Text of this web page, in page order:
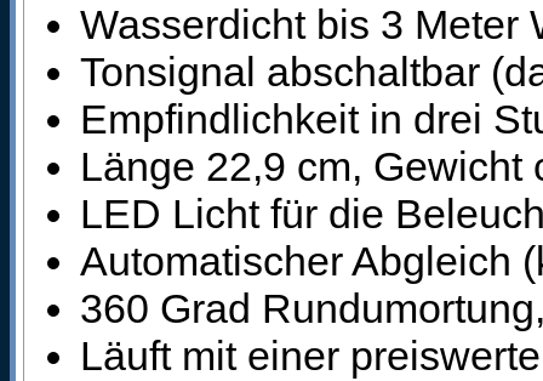
Wasserdicht bis 3 Meter
Tonsignal abschaltbar
Empfindlichkeit in drei
Länge 22,9 cm, Gewicht
LED Licht für die
Automatischer Abgleich
360 Grad
Läuft mit einer